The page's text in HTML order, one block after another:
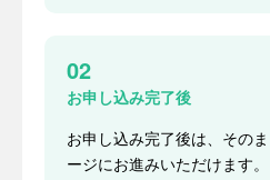
02
お申し込み完了後
お申し込み完了後は、その
ージにお進みいただけます。